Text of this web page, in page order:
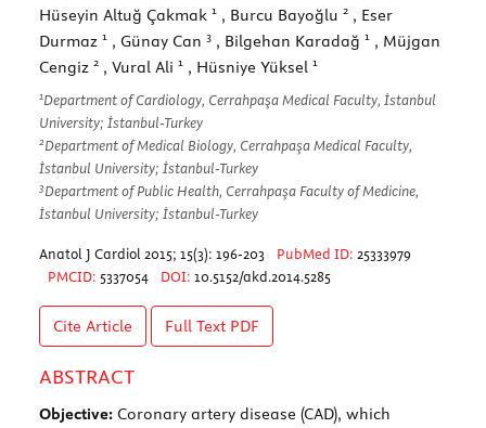
Hüseyin Altuğ Çakmak 1 , Burcu Bayoğlu 2 , Eser
Durmaz 1 , Günay Can 3 , Bilgehan Karadağ 1 , Müjgan
Cengiz 2 , Vural Ali 1 , Hüsniye Yüksel 1
1Department of Cardiology, Cerrahpaşa Medical Faculty, İstanbul
University; İstanbul-Turkey
2Department of Medical Biology, Cerrahpaşa Medical Faculty,
İstanbul University; İstanbul-Turkey
3Department of Public Health, Cerrahpaşa Faculty of Medicine,
İstanbul University; İstanbul-Turkey
Anatol J Cardiol 2015; 15(3): 196-203 PubMed ID: 25333979
PMCID: 5337054 DOI: 10.5152/akd.2014.5285
Cite Article Full Text PDF
ABSTRACT
Objective: Coronary artery disease (CAD), which